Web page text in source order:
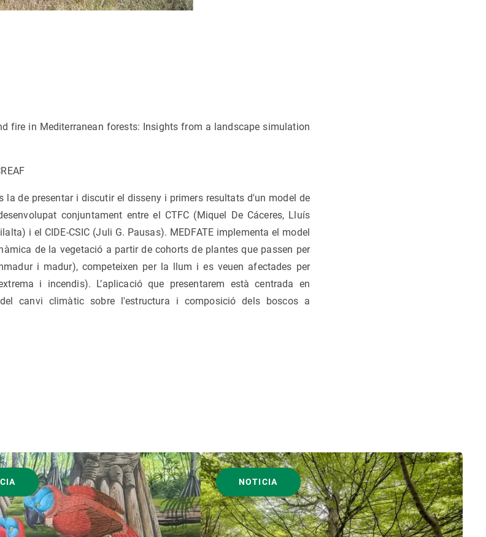
fire in Mediterranean forests: Insights from a landscape simulation
la de presentar i discutir el disseny i primers resultats d'un model de
conjuntament entre el CTFC (Miquel De Cáceres, Lluís
i el CIDE-CSIC (Juli G. Pausas). MEDFATE implementa el model
de la vegetació a partir de cohorts de plantes que passen per
i madur), competeixen per la llum i es veuen afectades per
i incendis). L’aplicació que presentarem està centrada en
canvi climàtic sobre l'estructura i composició dels boscos a
NOTICIA